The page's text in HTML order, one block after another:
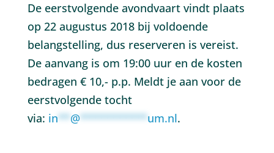
De eerstvolgende avondvaart vindt plaats
op 22 augustus 2018 bij voldoende
belangstelling, dus reserveren is vereist.
De aanvang is om 19:00 uur en de kosten
bedragen € 10,- p.p. Meldt je aan voor de
eerstvolgende tocht
via: in**@***********um.nl.